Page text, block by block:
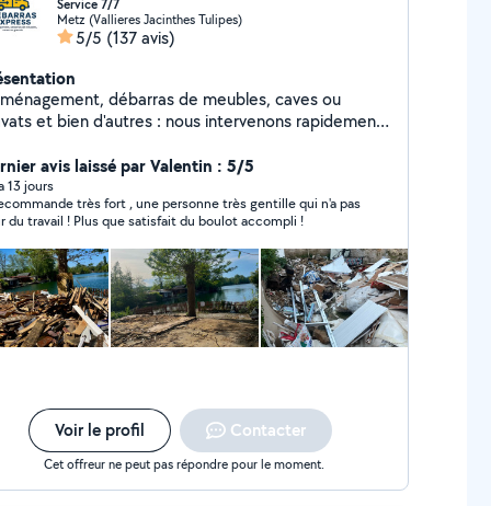
Service 7/7
Metz (Vallieres Jacinthes Tulipes)
5/5 (137 avis)
débarras de meubles, caves ou
et bien d'autres : nous intervenons rapidement,
avis laissé par Valentin : 5/5
13 jours
très fort , une personne très gentille qui n'a pas
du travail ! Plus que satisfait du boulot accompli !
Voir le profil Contacter
Cet offreur ne peut pas répondre pour le moment.